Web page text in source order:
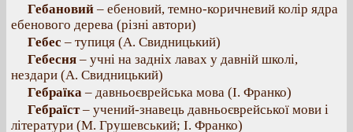
Гебановий – ебеновий, темно-коричневий колір ядра
ебенового дерева (різні автори)
Гебес – тупиця (А. Свидницький)
Гебесня – учні на задніх лавах у давній школі,
нездари (А. Свидницький)
Гебраїка – давньоєврейська мова (І. Франко)
Гебраїст– учений-знавець давньоєврейської мови і
літератури (М. Грушевський; І. Франко)